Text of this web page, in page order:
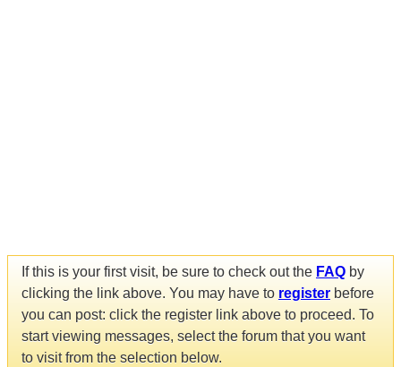
If this is your first visit, be sure to check out the FAQ by
clicking the link above. You may have to register before
you can post: click the register link above to proceed. To
start viewing messages, select the forum that you want
to visit from the selection below.